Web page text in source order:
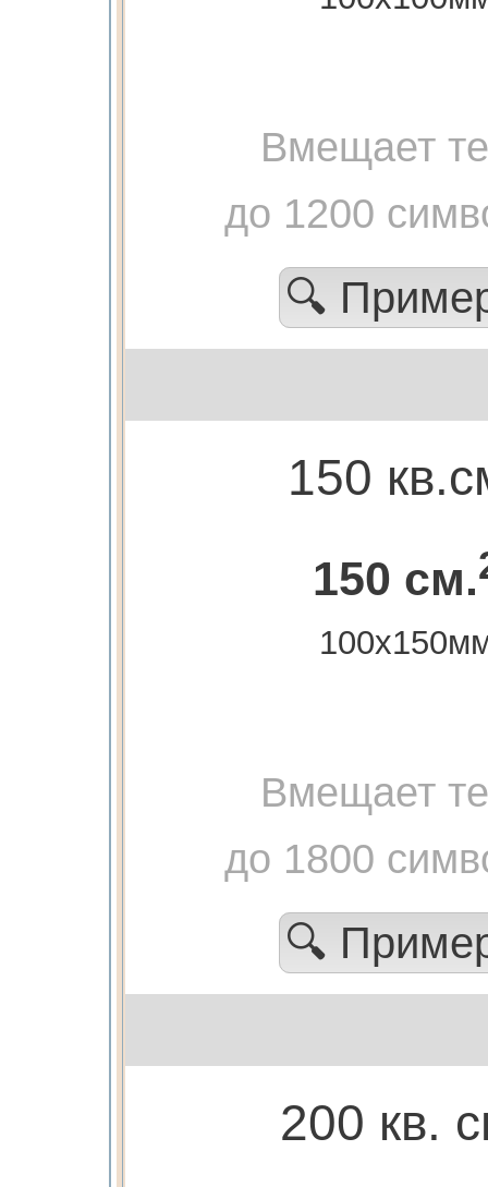
Вмещает
до 1200
🔍
150
150 см.
Вмещает
до 1800
🔍
200 кв.